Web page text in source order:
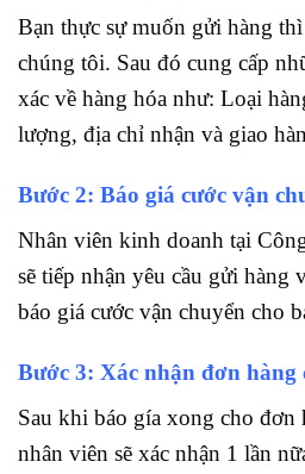
Bạn thực sự muốn gửi hàng
chúng tôi. Sau đó cung cấp
xác về hàng hóa như: Loại
lượng, địa chỉ nhận và giao
Bước 2: Báo giá cước vận
Nhân viên kinh doanh tại
sẽ tiếp nhận yêu cầu gửi hàng
báo giá cước vận chuyển cho
Bước 3: Xác nhận đơn hàng
Sau khi báo gía xong cho đơn
nhân viên sẽ xác nhận 1 lần